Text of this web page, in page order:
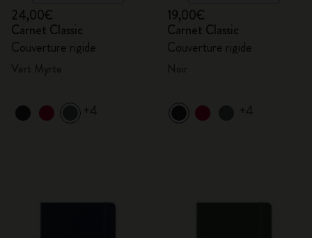
24,00€
Carnet Classic
Couverture rigide
+4
19,00€
Carnet Classic
Couverture rigide
+4